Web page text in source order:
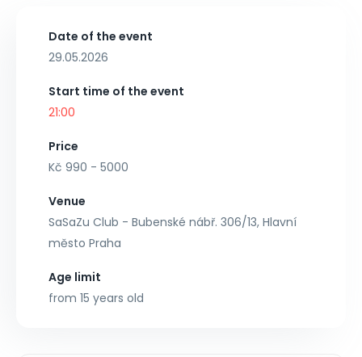
Date of the event
29.05.2026
Start time of the event
21:00
Price
Kč 990 - 5000
Venue
SaSaZu Club - Bubenské nábř. 306/13, Hlavní
město Praha
Age limit
from 15 years old